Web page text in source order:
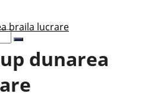
braila lucrare
dunarea